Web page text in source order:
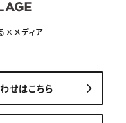
×メディア
せはこちら